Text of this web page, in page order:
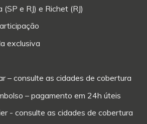
e RJ) e Richet (RJ)
exclusiva
– consulte as cidades de cobertura
– pagamento em 24h úteis
- consulte as cidades de cobertura